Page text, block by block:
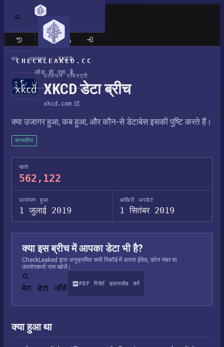
CHECKLEAKED.CC
लोड हो रहा है
क्लासिक साइट
घर / उल्लंघन / XKCD
उल्लंघन रजिस्ट्री
XKCD डेटा ब्रीच
xkcd.com
क्या उजागर हुआ, कब हुआ, और कौन-से डेटाबेस इसकी पुष्टि करते हैं।
सत्यापित
खाते
562,122
उल्लंघन हुआ
1 जुलाई 2019
आखिरी अपडेट
1 सितंबर 2019
क्या इस ब्रीच में आपका डेटा भी है?
CheckLeaked द्वारा अनुक्रमित सभी रिकॉर्ड में अपना ईमेल, फ़ोन नंबर या
उपयोगकर्ता नाम खोजें।
मेरा डेटा जाँचें PDF रिपोर्ट डाउनलोड करें
क्या हुआ था